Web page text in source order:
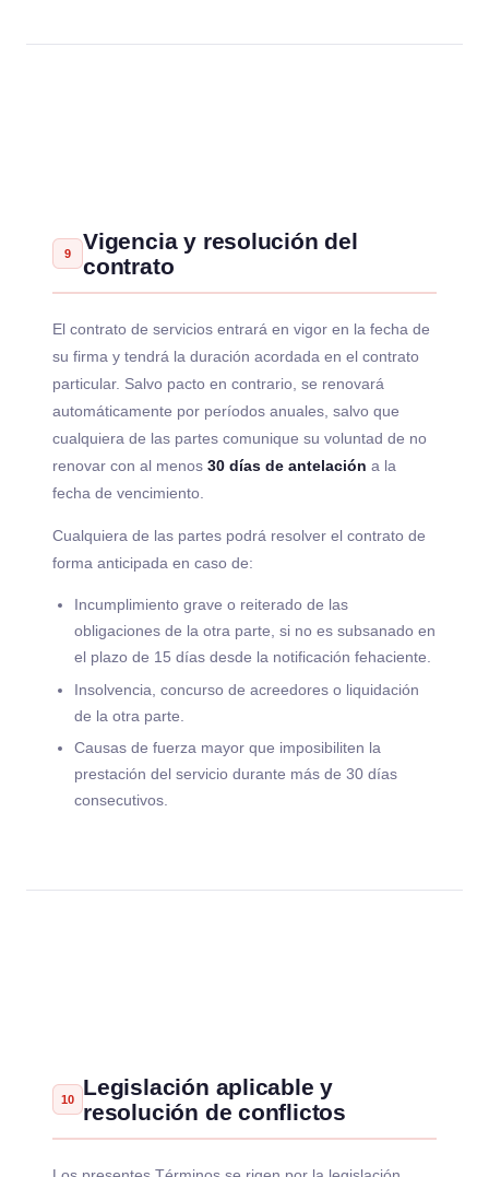
9
Vigencia y resolución del
contrato
El contrato de servicios entrará en vigor en la fecha de
su firma y tendrá la duración acordada en el contrato
particular. Salvo pacto en contrario, se renovará
automáticamente por períodos anuales, salvo que
cualquiera de las partes comunique su voluntad de no
renovar con al menos 30 días de antelación a la
fecha de vencimiento.
Cualquiera de las partes podrá resolver el contrato de
forma anticipada en caso de:
Incumplimiento grave o reiterado de las
obligaciones de la otra parte, si no es subsanado en
el plazo de 15 días desde la notificación fehaciente.
Insolvencia, concurso de acreedores o liquidación
de la otra parte.
Causas de fuerza mayor que imposibiliten la
prestación del servicio durante más de 30 días
consecutivos.
10
Legislación aplicable y
resolución de conflictos